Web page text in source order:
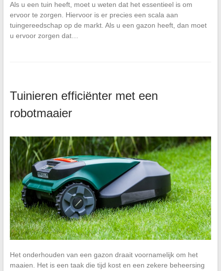
Als u een tuin heeft, moet u weten dat het essentieel is om
ervoor te zorgen. Hiervoor is er precies een scala aan
tuingereedschap op de markt. Als u een gazon heeft, dan moet
u ervoor zorgen dat…
Tuinieren efficiënter met een
robotmaaier
Het onderhouden van een gazon draait voornamelijk om het
maaien. Het is een taak die tijd kost en een zekere beheersing